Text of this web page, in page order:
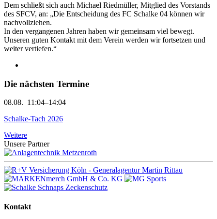
Dem schließt sich auch Michael Riedmüller, Mitglied des Vorstands
des SFCV, an: „Die Entscheidung des FC Schalke 04 können wir
nachvollziehen.
In den vergangenen Jahren haben wir gemeinsam viel bewegt.
Unseren guten Kontakt mit dem Verein werden wir fortsetzen und
weiter vertiefen.“
Die nächsten Termine
08.08. 11:04–14:04
Schalke-Tach 2026
Weitere
Unsere Partner
Kontakt